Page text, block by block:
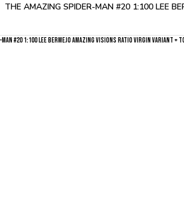
THE AMAZING SPIDER-MAN #20 1:100 LEE